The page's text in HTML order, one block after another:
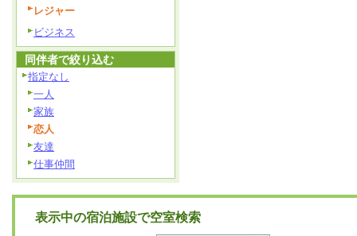
レジャー
ビジネス
同伴者で絞り込む
指定なし
一人
家族
恋人
友達
仕事仲間
表示中の宿泊施設で空室検索